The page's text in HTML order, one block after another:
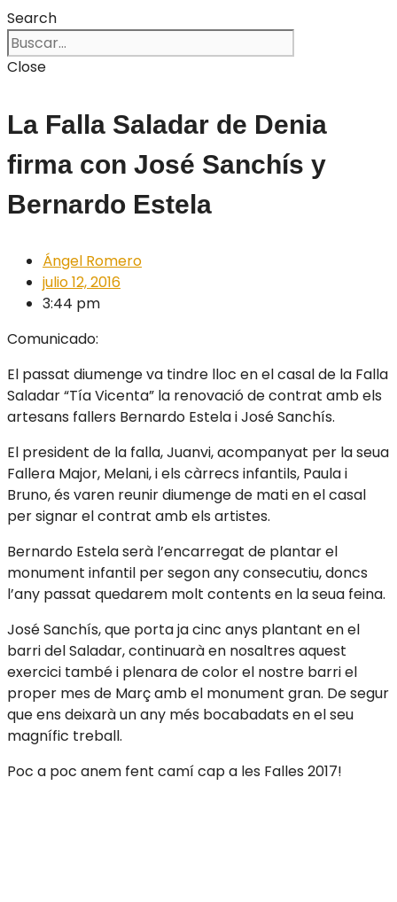
Search
Close
La Falla Saladar de Denia
firma con José Sanchís y
Bernardo Estela
Ángel Romero
julio 12, 2016
3:44 pm
Comunicado:
El passat diumenge va tindre lloc en el casal de la Falla
Saladar “Tía Vicenta” la renovació de contrat amb els
artesans fallers Bernardo Estela i José Sanchís.
El president de la falla, Juanvi, acompanyat per la seua
Fallera Major, Melani, i els càrrecs infantils, Paula i
Bruno, és varen reunir diumenge de mati en el casal
per signar el contrat amb els artistes.
Bernardo Estela serà l’encarregat de plantar el
monument infantil per segon any consecutiu, doncs
l’any passat quedarem molt contents en la seua feina.
José Sanchís, que porta ja cinc anys plantant en el
barri del Saladar, continuarà en nosaltres aquest
exercici també i plenara de color el nostre barri el
proper mes de Març amb el monument gran. De segur
que ens deixarà un any més bocabadats en el seu
magnífic treball.
Poc a poc anem fent camí cap a les Falles 2017!